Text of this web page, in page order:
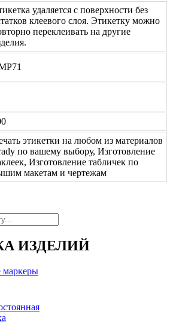
удаляется с поверхности без
клеевого слоя. Этикетку можно
переклеивать на другие
этикетки на любом из материалов
по вашему выбору, Изготовление
Изготовление табличек по
макетам и чертежам
ИЗДЕЛИЙ